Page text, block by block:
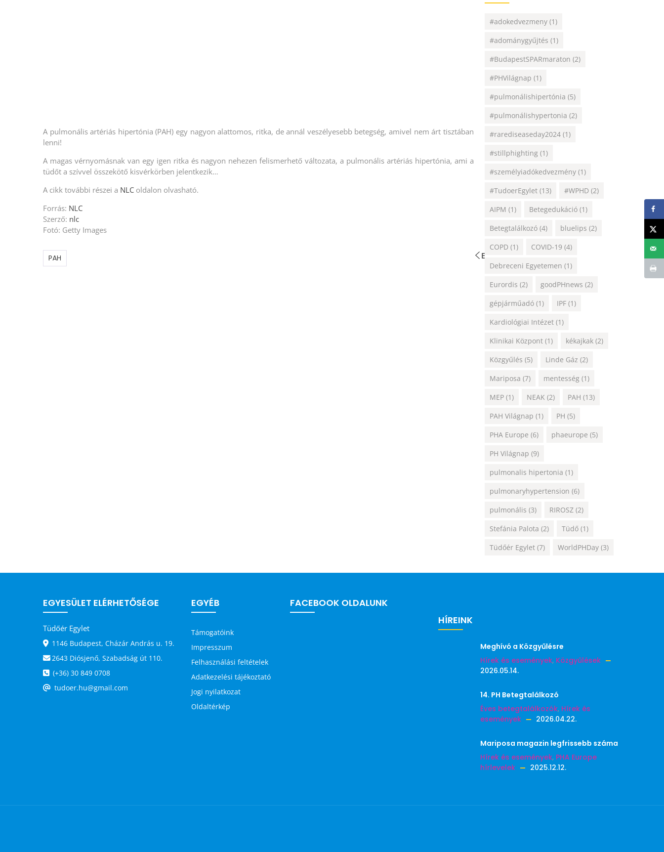
A pulmonális artériás hipertónia (PAH) egy nagyon alattomos, ritka, de annál veszélyesebb betegség, amivel nem árt tisztában
lenni!
A magas vérnyomásnak van egy igen ritka és nagyon nehezen felismerhető változata, a pulmonális artériás hipertónia, ami a
tüdőt a szívvel összekötő kisvérkörben jelentkezik…
A cikk további részei a NLC oldalon olvasható.
Forrás: NLC
Szerző: nlc
Fotó: Getty Images
PAH Előző
#adokedvezmeny (1)
#adománygyűjtés (1)
#BudapestSPARmaraton (2)
#PHVilágnap (1)
#pulmonálishipertónia (5)
#pulmonálishypertonia (2)
#rarediseaseday2024 (1)
#stillphighting (1)
#személyiadókedvezmény (1)
#TudoerEgylet (13) #WPHD (2)
AIPM (1) Betegedukáció (1)
Betegtalálkozó (4) bluelips (2)
COPD (1) COVID-19 (4)
Debreceni Egyetemen (1)
Eurordis (2) goodPHnews (2)
gépjárműadó (1) IPF (1)
Kardiológiai Intézet (1)
Klinikai Központ (1) kékajkak (2)
Közgyűlés (5) Linde Gáz (2)
Mariposa (7) mentesség (1)
MEP (1) NEAK (2) PAH (13)
PAH Világnap (1) PH (5)
PHA Europe (6) phaeurope (5)
PH Világnap (9)
pulmonalis hipertonia (1)
pulmonaryhypertension (6)
pulmonális (3) RIROSZ (2)
Stefánia Palota (2) Tüdő (1)
Tüdőér Egylet (7) WorldPHDay (3)
EGYESÜLET ELÉRHETŐSÉGE
Tüdőér Egylet
1146 Budapest, Cházár András u. 19.
2643 Diósjenő, Szabadság út 110.
(+36) 30 849 0708
tudoer.hu@gmail.com
EGYÉB
Támogatóink
Impresszum
Felhasználási feltételek
Adatkezelési tájékoztató
Jogi nyilatkozat
Oldaltérkép
FACEBOOK OLDALUNK
HÍREINK
Meghívó a Közgyűlésre
Hírek és események, Közgyűlések
2026.05.14.
14. PH Betegtalálkozó
Éves betegtalálkozók, Hírek és
események
2026.04.22.
Mariposa magazin legfrissebb száma
Hírek és események, PHA Europe
hírlevelek
2025.12.12.